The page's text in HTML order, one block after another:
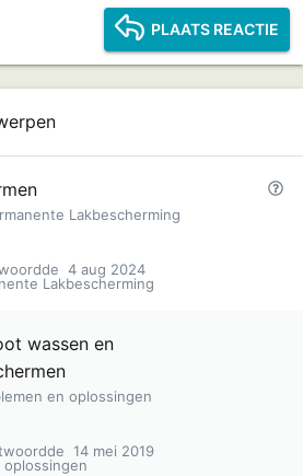
New Roman
PLAATS REACTIE
V
Lakbescherming
Lakbescherming
4 aug 2024
wassen en
en oplossingen
oplossingen
14 mei 2019